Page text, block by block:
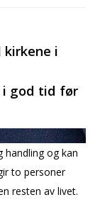
i
i god tid før
handling og kan
to personer
resten av livet.